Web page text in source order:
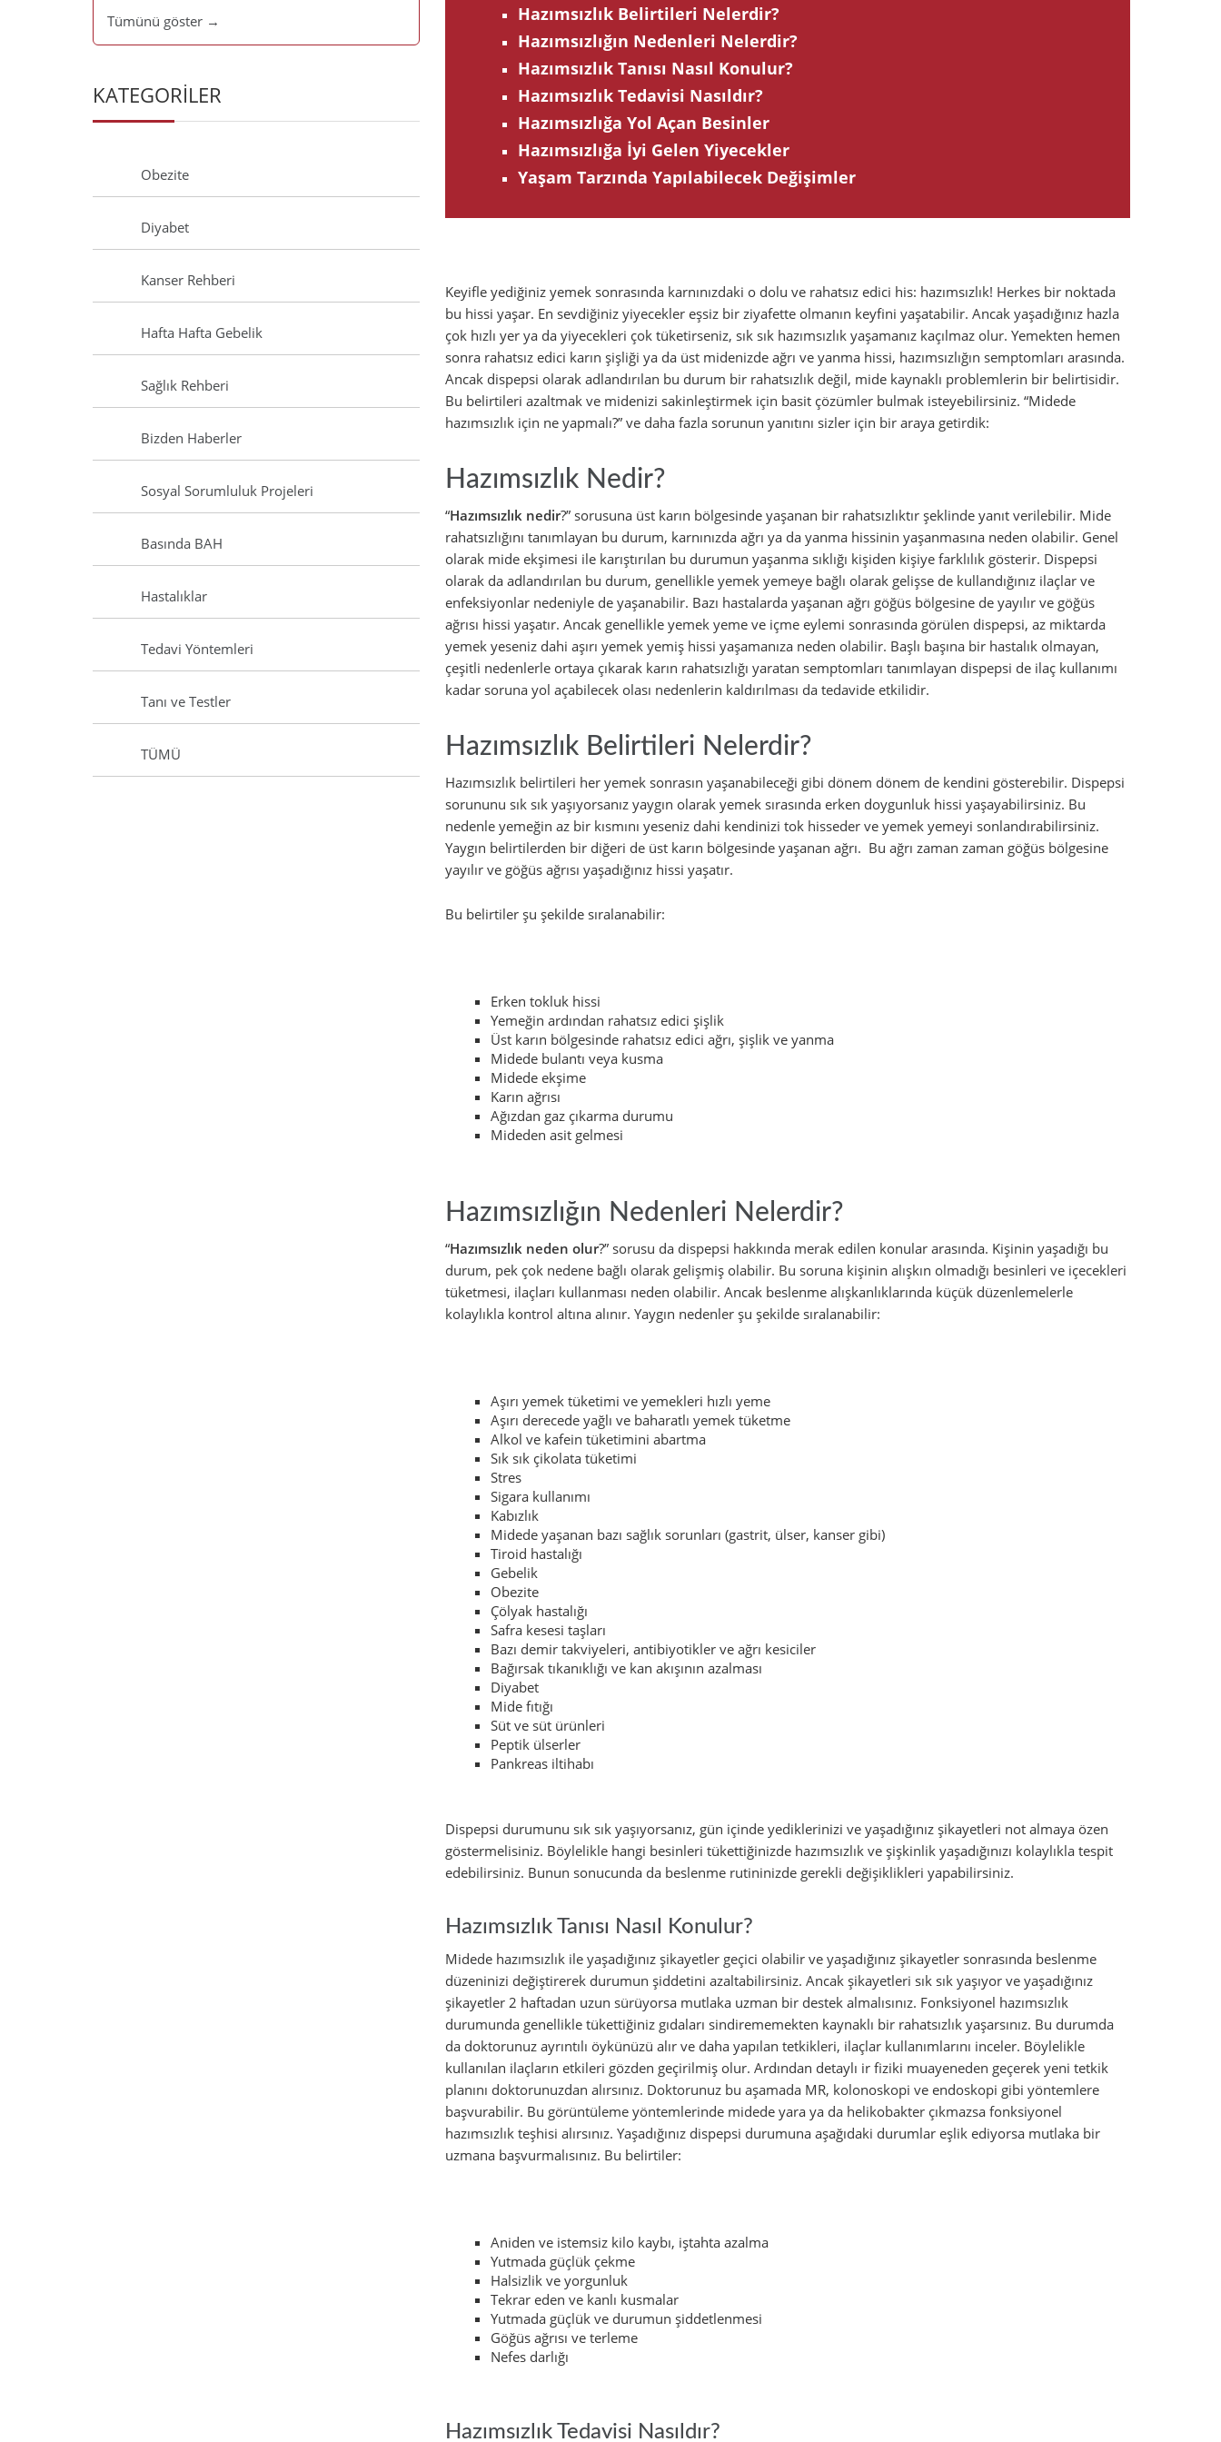
Hazımsızlık Belirtileri Nelerdir?
Hazımsızlığın Nedenleri Nelerdir?
Hazımsızlık Tanısı Nasıl Konulur?
Hazımsızlık Tedavisi Nasıldır?
Hazımsızlığa Yol Açan Besinler
Hazımsızlığa İyi Gelen Yiyecekler
Yaşam Tarzında Yapılabilecek Değişimler
Keyifle yediğiniz yemek sonrasında karnınızdaki o dolu ve rahatsız edici his: hazımsızlık! Herkes bir noktada
bu hissi yaşar. En sevdiğiniz yiyecekler eşsiz bir ziyafette olmanın keyfini yaşatabilir. Ancak yaşadığınız hazla
çok hızlı yer ya da yiyecekleri çok tüketirseniz, sık sık hazımsızlık yaşamanız kaçılmaz olur. Yemekten hemen
sonra rahatsız edici karın şişliği ya da üst midenizde ağrı ve yanma hissi, hazımsızlığın semptomları arasında.
Ancak dispepsi olarak adlandırılan bu durum bir rahatsızlık değil, mide kaynaklı problemlerin bir belirtisidir.
Bu belirtileri azaltmak ve midenizi sakinleştirmek için basit çözümler bulmak isteyebilirsiniz. “Midede
hazımsızlık için ne yapmalı?” ve daha fazla sorunun yanıtını sizler için bir araya getirdik:
Hazımsızlık Nedir?
“Hazımsızlık nedir?” sorusuna üst karın bölgesinde yaşanan bir rahatsızlıktır şeklinde yanıt verilebilir. Mide
rahatsızlığını tanımlayan bu durum, karnınızda ağrı ya da yanma hissinin yaşanmasına neden olabilir. Genel
olarak mide ekşimesi ile karıştırılan bu durumun yaşanma sıklığı kişiden kişiye farklılık gösterir. Dispepsi
olarak da adlandırılan bu durum, genellikle yemek yemeye bağlı olarak gelişse de kullandığınız ilaçlar ve
enfeksiyonlar nedeniyle de yaşanabilir. Bazı hastalarda yaşanan ağrı göğüs bölgesine de yayılır ve göğüs
ağrısı hissi yaşatır. Ancak genellikle yemek yeme ve içme eylemi sonrasında görülen dispepsi, az miktarda
yemek yeseniz dahi aşırı yemek yemiş hissi yaşamanıza neden olabilir. Başlı başına bir hastalık olmayan,
çeşitli nedenlerle ortaya çıkarak karın rahatsızlığı yaratan semptomları tanımlayan dispepsi de ilaç kullanımı
kadar soruna yol açabilecek olası nedenlerin kaldırılması da tedavide etkilidir.
Hazımsızlık Belirtileri Nelerdir?
Hazımsızlık belirtileri her yemek sonrasın yaşanabileceği gibi dönem dönem de kendini gösterebilir. Dispepsi
sorununu sık sık yaşıyorsanız yaygın olarak yemek sırasında erken doygunluk hissi yaşayabilirsiniz. Bu
nedenle yemeğin az bir kısmını yeseniz dahi kendinizi tok hisseder ve yemek yemeyi sonlandırabilirsiniz.
Yaygın belirtilerden bir diğeri de üst karın bölgesinde yaşanan ağrı. Bu ağrı zaman zaman göğüs bölgesine
yayılır ve göğüs ağrısı yaşadığınız hissi yaşatır.
Bu belirtiler şu şekilde sıralanabilir:
Erken tokluk hissi
Yemeğin ardından rahatsız edici şişlik
Üst karın bölgesinde rahatsız edici ağrı, şişlik ve yanma
Midede bulantı veya kusma
Midede ekşime
Karın ağrısı
Ağızdan gaz çıkarma durumu
Mideden asit gelmesi
Hazımsızlığın Nedenleri Nelerdir?
“Hazımsızlık neden olur?” sorusu da dispepsi hakkında merak edilen konular arasında. Kişinin yaşadığı bu
durum, pek çok nedene bağlı olarak gelişmiş olabilir. Bu soruna kişinin alışkın olmadığı besinleri ve içecekleri
tüketmesi, ilaçları kullanması neden olabilir. Ancak beslenme alışkanlıklarında küçük düzenlemelerle
kolaylıkla kontrol altına alınır. Yaygın nedenler şu şekilde sıralanabilir:
Aşırı yemek tüketimi ve yemekleri hızlı yeme
Aşırı derecede yağlı ve baharatlı yemek tüketme
Alkol ve kafein tüketimini abartma
Sık sık çikolata tüketimi
Stres
Sigara kullanımı
Kabızlık
Midede yaşanan bazı sağlık sorunları (gastrit, ülser, kanser gibi)
Tiroid hastalığı
Gebelik
Obezite
Çölyak hastalığı
Safra kesesi taşları
Bazı demir takviyeleri, antibiyotikler ve ağrı kesiciler
Bağırsak tıkanıklığı ve kan akışının azalması
Diyabet
Mide fıtığı
Süt ve süt ürünleri
Peptik ülserler
Pankreas iltihabı
Dispepsi durumunu sık sık yaşıyorsanız, gün içinde yediklerinizi ve yaşadığınız şikayetleri not almaya özen
göstermelisiniz. Böylelikle hangi besinleri tükettiğinizde hazımsızlık ve şişkinlik yaşadığınızı kolaylıkla tespit
edebilirsiniz. Bunun sonucunda da beslenme rutininizde gerekli değişiklikleri yapabilirsiniz.
Hazımsızlık Tanısı Nasıl Konulur?
Midede hazımsızlık ile yaşadığınız şikayetler geçici olabilir ve yaşadığınız şikayetler sonrasında beslenme
düzeninizi değiştirerek durumun şiddetini azaltabilirsiniz. Ancak şikayetleri sık sık yaşıyor ve yaşadığınız
şikayetler 2 haftadan uzun sürüyorsa mutlaka uzman bir destek almalısınız. Fonksiyonel hazımsızlık
durumunda genellikle tükettiğiniz gıdaları sindirememekten kaynaklı bir rahatsızlık yaşarsınız. Bu durumda
da doktorunuz ayrıntılı öykünüzü alır ve daha yapılan tetkikleri, ilaçlar kullanımlarını inceler. Böylelikle
kullanılan ilaçların etkileri gözden geçirilmiş olur. Ardından detaylı ir fiziki muayeneden geçerek yeni tetkik
planını doktorunuzdan alırsınız. Doktorunuz bu aşamada MR, kolonoskopi ve endoskopi gibi yöntemlere
başvurabilir. Bu görüntüleme yöntemlerinde midede yara ya da helikobakter çıkmazsa fonksiyonel
hazımsızlık teşhisi alırsınız. Yaşadığınız dispepsi durumuna aşağıdaki durumlar eşlik ediyorsa mutlaka bir
uzmana başvurmalısınız. Bu belirtiler:
Aniden ve istemsiz kilo kaybı, iştahta azalma
Yutmada güçlük çekme
Halsizlik ve yorgunluk
Tekrar eden ve kanlı kusmalar
Yutmada güçlük ve durumun şiddetlenmesi
Göğüs ağrısı ve terleme
Nefes darlığı
Hazımsızlık Tedavisi Nasıldır?
Tümünü göster →
KATEGORİLER
Obezite
Diyabet
Kanser Rehberi
Hafta Hafta Gebelik
Sağlık Rehberi
Bizden Haberler
Sosyal Sorumluluk Projeleri
Basında BAH
Hastalıklar
Tedavi Yöntemleri
Tanı ve Testler
TÜMÜ